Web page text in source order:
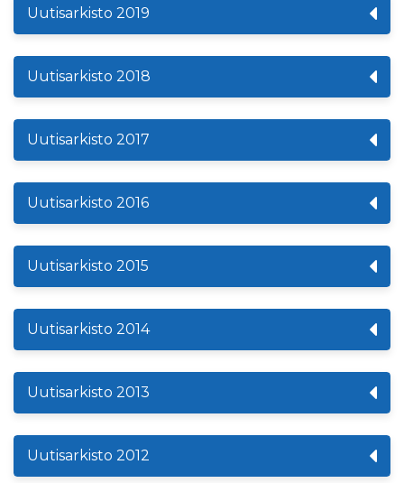
Uutisarkisto 2019
Uutisarkisto 2018
Uutisarkisto 2017
Uutisarkisto 2016
Uutisarkisto 2015
Uutisarkisto 2014
Uutisarkisto 2013
Uutisarkisto 2012